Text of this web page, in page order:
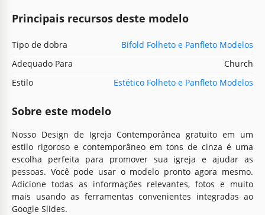
Principais recursos deste modelo
Tipo de dobra
Bifold Folheto e Panfleto Modelos
Adequado Para
Church
Estilo
Estético Folheto e Panfleto Modelos
Sobre este modelo
Nosso Design de Igreja Contemporânea gratuito em um
estilo rigoroso e contemporâneo em tons de cinza é uma
escolha perfeita para promover sua igreja e ajudar as
pessoas. Você pode usar o modelo pronto agora mesmo.
Adicione todas as informações relevantes, fotos e muito
mais usando as ferramentas convenientes integradas ao
Google Slides.